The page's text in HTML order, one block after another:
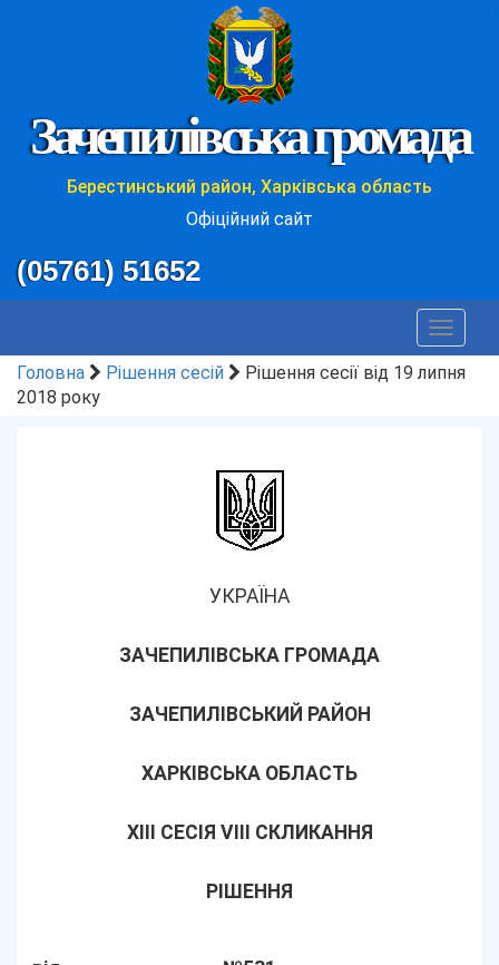
Зачепилівська громада
Берестинський район, Харківська область
Офіційний сайт
(05761) 51652
Toggle
Головна
Рішення сесій
Рішення сесії від 19 липня
2018 року
УКРАЇНА
ЗАЧЕПИЛІВСЬКА ГРОМАДА
ЗАЧЕПИЛІВСЬКИЙ РАЙОН
ХАРКІВСЬКА ОБЛАСТЬ
XIII СЕСІЯ VІІI СКЛИКАННЯ
РІШЕННЯ